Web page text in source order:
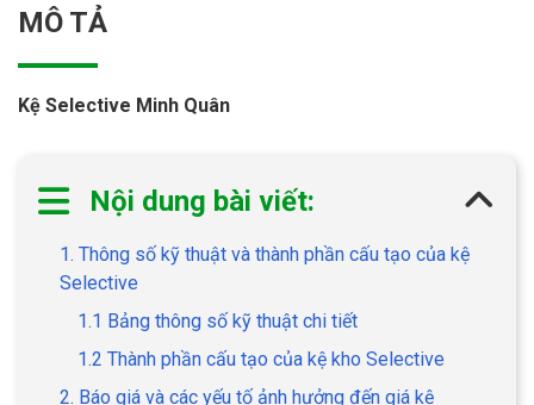
MÔ TẢ
Kệ Selective Minh Quân
Nội dung bài viết:
1. Thông số kỹ thuật và thành phần cấu tạo của kệ
Selective
1.1 Bảng thông số kỹ thuật chi tiết
1.2 Thành phần cấu tạo của kệ kho Selective
2. Báo giá và các yếu tố ảnh hưởng đến giá kệ